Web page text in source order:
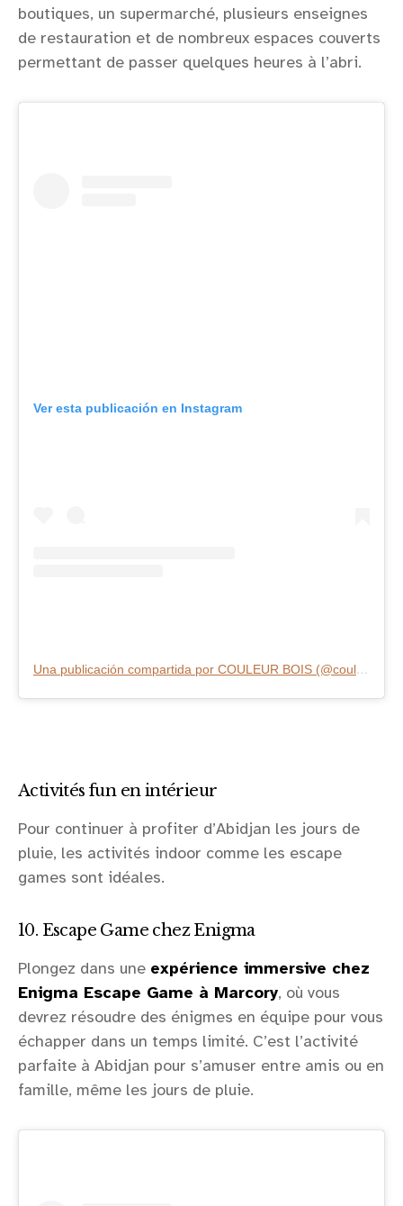
boutiques, un supermarché, plusieurs enseignes
de restauration et de nombreux espaces couverts
permettant de passer quelques heures à l’abri.
Ver esta publicación en Instagram
Una publicación compartida por COULEUR BOIS (@couleurboisabidjan)
Activités fun en intérieur
Pour continuer à profiter d’Abidjan les jours de
pluie, les activités indoor comme les escape
games sont idéales.
10. Escape Game chez Enigma
Plongez dans une expérience immersive chez
Enigma Escape Game à Marcory, où vous
devrez résoudre des énigmes en équipe pour vous
échapper dans un temps limité. C’est l’activité
parfaite à Abidjan pour s’amuser entre amis ou en
famille, même les jours de pluie.